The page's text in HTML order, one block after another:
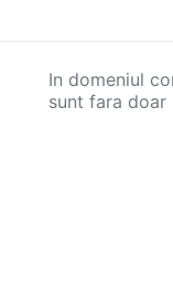
In domeniul
sunt fara